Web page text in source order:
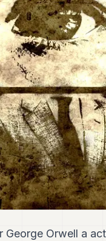
Orwell a